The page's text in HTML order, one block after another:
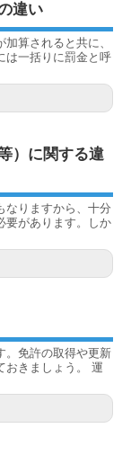
違い
算されると共に、
は一括りに罰金と呼
）に関する違
なりますから、十分
要があります。しか
。免許の取得や更新
おきましょう。 運